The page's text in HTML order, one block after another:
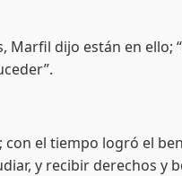
dijo están en ello;
el tiempo logró el
y recibir derechos y